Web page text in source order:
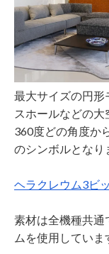
最大サイズの円形
スホールなどの大
360度どの角度か
のシンボルとなり
ヘラクレウム3ビ
素材は全機種共通
ムを使用していま